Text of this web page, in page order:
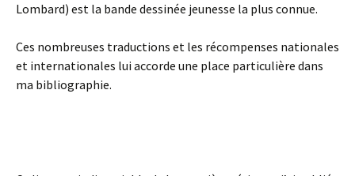
Lombard) est la bande dessinée jeunesse la plus connue.
Ces nombreuses traductions et les récompenses nationales
et internationales lui accorde une place particulière dans
ma bibliographie.